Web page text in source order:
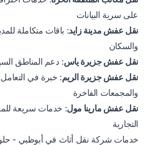
على سرية البيانات
نقل عفش مدينة زايد: باقات متكاملة
والسكان
نقل عفش جزيرة ياس: دعم المناطق
نقل عفش جزيرة الريم: خبرة في التعامل
والمجمعات الفاخرة
نقل عفش مارينا مول: خدمات سريعة
التجارية
خدمات شركة نقل أثاث في أبوظبي -